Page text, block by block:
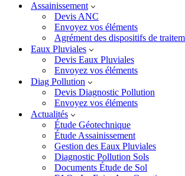
Assainissement
Devis ANC
Envoyez vos éléments
Agrément des dispositifs de
Eaux Pluviales
Devis Eaux Pluviales
Envoyez vos éléments
Diag Pollution
Devis Diagnostic Pollution
Envoyez vos éléments
Actualités
Étude Géotechnique
Étude Assainissement
Gestion des Eaux Pluviales
Diagnostic Pollution Sols
Documents Étude de Sol